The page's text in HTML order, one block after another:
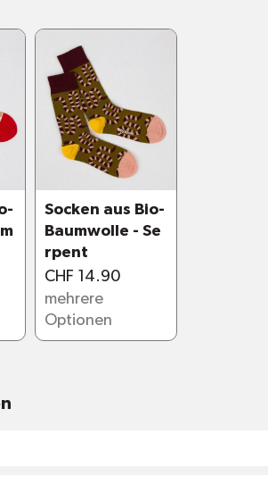
bei 40 Grad
von Bleichmittel oder Bügeln
länger, wenn man sie nicht in den
Slip-Stripe rutschen die Socken auch
nicht von der Ferse
für noch mehr Halt
ist ein hautverträglicher
Materialien:
Socken aus Bio-
Baumwolle - Se
rpent
CHF 14.90
mehrere
Optionen